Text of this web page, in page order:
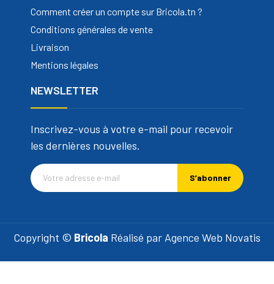
Comment créer un compte sur Bricola.tn ?
Conditions générales de vente
Livraison
Mentions légales
NEWSLETTER
Inscrivez-vous à votre e-mail pour recevoir
les dernières nouvelles.
S’abonner
Copyright © Bricola Réalisé par Agence Web Novatis